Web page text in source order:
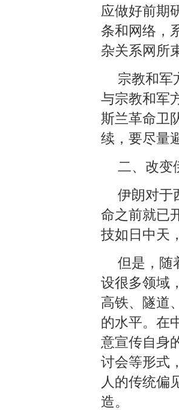
应做好前期
条和网络，
杂关系网所
宗教和军
与宗教和军
斯兰革命卫
续，要尽量
二、改变
伊朗对于
命之前就已
技如日中天
但是，随
设很多领域
高铁、隧道
的水平。在
意宣传自身
讨会等形式
人的传统偏
造。